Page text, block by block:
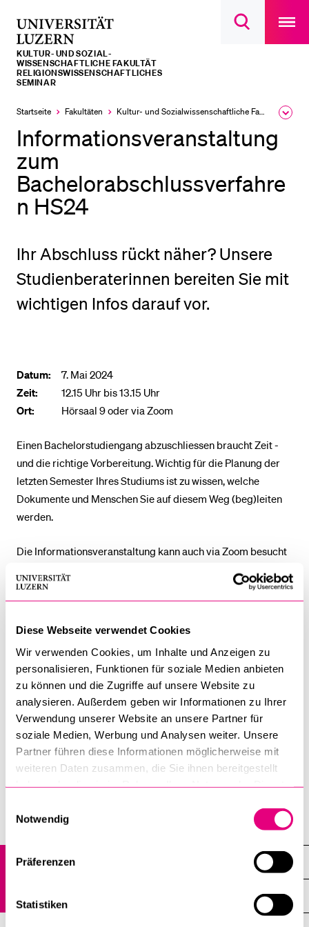
Diese Webseite verwendet Cookies
Wir verwenden Cookies, um Inhalte und Anzeigen zu
personalisieren, Funktionen für soziale Medien anbieten
zu können und die Zugriffe auf unsere Website zu
analysieren. Außerdem geben wir Informationen zu Ihrer
Verwendung unserer Website an unsere Partner für
soziale Medien, Werbung und Analysen weiter. Unsere
Partner führen diese Informationen möglicherweise mit
weiteren Daten zusammen, die Sie ihnen bereitgestellt
Notwendig
Präferenzen
Statistiken
Suchdialog
main
KULTUR- UND SOZIAL­­­
WISSENSCHAFTLICHE FAKULTÄT
RELIGIONSWISSENSCHAFTLICHES
SEMINAR
Startseite Fakultäten Kultur- und Sozial­­wissenschaftliche Fakultät
Veranstaltungen
Vergangene Veranstaltungen
Informationsveranstaltung
zum
Bachelorabschlussverfahre
n HS24
Ihr Abschluss rückt näher? Unsere
Studienberaterinnen bereiten Sie mit
wichtigen Infos darauf vor.
Datum:
7. Mai 2024
Zeit:
12.15 Uhr bis 13.15 Uhr
Ort:
Hörsaal 9 oder via Zoom
Einen Bachelorstudiengang abzuschliessen braucht Zeit -
und die richtige Vorbereitung. Wichtig für die Planung der
letzten Semester Ihres Studiums ist zu wissen, welche
Dokumente und Menschen Sie auf diesem Weg (beg)leiten
werden.
Die Informationsveranstaltung kann auch via Zoom besucht
Meeting-ID: 618 1254 0918
Sämtliche Informationen zum Studienabschluss finden Sie
hier:
Dokumente zum Abschlussverfahren
Reglemente-Seite
LETZTE SUCHEN
Sie haben noch keine Suche getätigt.
Schulklassen und Lehrpersonen
Studien­interessierte
Studierende
Forschende
Mitarbeitende
Stellensuchende
Förderer
Medien
Vorlesungsverzeichnis
Bibliothek
Menuplan Mensa
Anmeldung und Zulassung